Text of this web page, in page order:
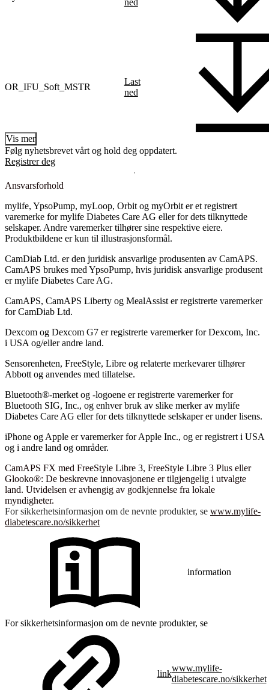
ned
OR_IFU_Soft_MSTR
Last
ned
Vis mer
Følg nyhetsbrevet vårt og hold deg oppdatert.
Registrer deg
Ansvarsforhold
mylife, YpsoPump, myLoop, Orbit og myOrbit er et registrert
varemerke for mylife Diabetes Care AG eller for dets tilknyttede
selskaper. Andre varemerker tilhører sine respektive eiere.
Produktbildene er kun til illustrasjonsformål.
CamDiab Ltd. er den juridisk ansvarlige produsenten av CamAPS.
CamAPS brukes med YpsoPump, hvis juridisk ansvarlige produsent
er mylife Diabetes Care AG.
CamAPS, CamAPS Liberty og MealAssist er registrerte varemerker
for CamDiab Ltd.
Dexcom og Dexcom G7 er registrerte varemerker for Dexcom, Inc.
i USA og/eller andre land.
Sensorenheten, FreeStyle, Libre og relaterte merkevarer tilhører
Abbott og anvendes med tillatelse.
Bluetooth®-merket og -logoene er registrerte varemerker for
Bluetooth SIG, Inc., og enhver bruk av slike merker av mylife
Diabetes Care AG eller for dets tilknyttede selskaper er under lisens.
iPhone og Apple er varemerker for Apple Inc., og er registrert i USA
og i andre land og områder.
CamAPS FX med FreeStyle Libre 3, FreeStyle Libre 3 Plus eller
Glooko®: De beskrevne innovasjonene er tilgjengelig i utvalgte
land. Utvidelsen er avhengig av godkjennelse fra lokale
myndigheter.
For sikkerhetsinformasjon om de nevnte produkter, se www.mylife-
diabetescare.no/sikkerhet
information
For sikkerhetsinformasjon om de nevnte produkter, se
link
www.mylife-
diabetescare.no/sikkerhet